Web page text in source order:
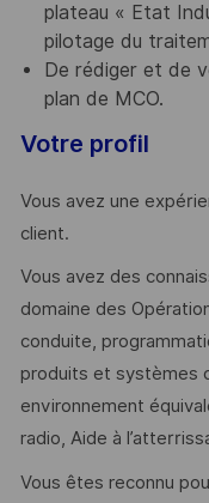
plateau « Etat
pilotage du
De rédiger et de
plan de MCO.
Votre profil
Vous avez une
client.
Vous avez des
domaine des
conduite,
produits et systèmes
environnement
radio, Aide à
Vous êtes reconnu